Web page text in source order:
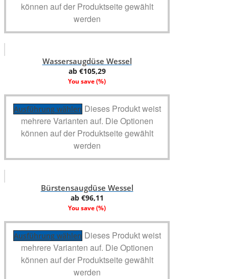
können auf der Produktseite gewählt
werden
Wassersaugdüse Wessel
ab €105,29
You save (%)
Ausführung wählen Dieses Produkt weist
mehrere Varianten auf. Die Optionen
können auf der Produktseite gewählt
werden
Bürstensaugdüse Wessel
ab €96,11
You save (%)
Ausführung wählen Dieses Produkt weist
mehrere Varianten auf. Die Optionen
können auf der Produktseite gewählt
werden